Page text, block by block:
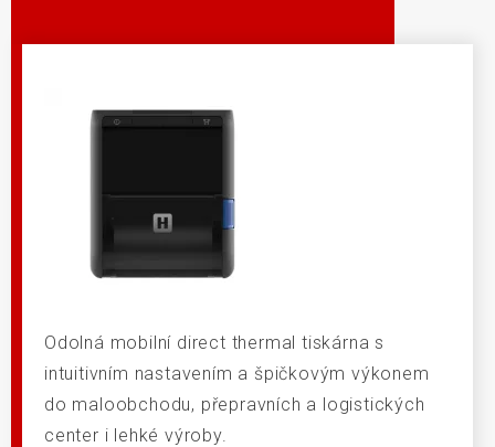
Odolná mobilní direct thermal tiskárna s
intuitivním nastavením a špičkovým výkonem
do maloobchodu, přepravních a logistických
center i lehké výroby.